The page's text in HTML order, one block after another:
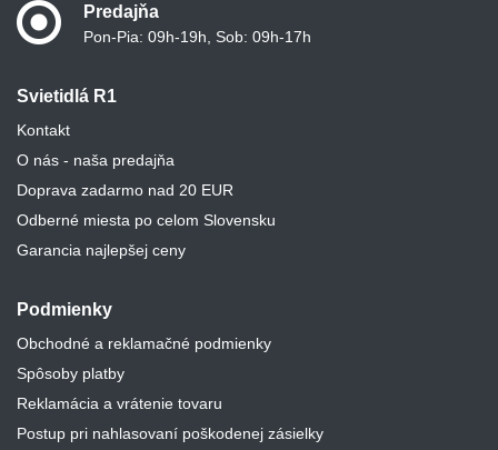
Svietidlá R1
Kontakt
O nás - naša predajňa
Doprava zadarmo nad 20 EUR
Odberné miesta po celom Slovensku
Garancia najlepšej ceny
Podmienky
Obchodné a reklamačné podmienky
Spôsoby platby
Reklamácia a vrátenie tovaru
Postup pri nahlasovaní poškodenej zásielky
Predajňa
Pon-Pia: 09h-19h, Sob: 09h-17h